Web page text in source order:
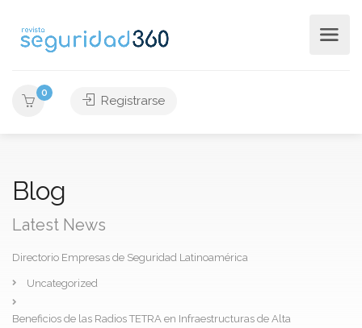
0
Registrarse
Blog
Latest News
Directorio Empresas de Seguridad Latinoamérica
Uncategorized
Beneficios de las Radios TETRA en Infraestructuras de Alta